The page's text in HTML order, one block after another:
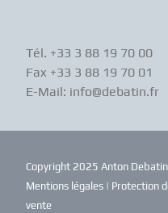
Tél. +33 3 88 19 70 00
Fax +33 3 88 19 70 01
E-Mail: info@debatin.fr
Copyright 2025 Anton
Mentions légales| Protection
vente